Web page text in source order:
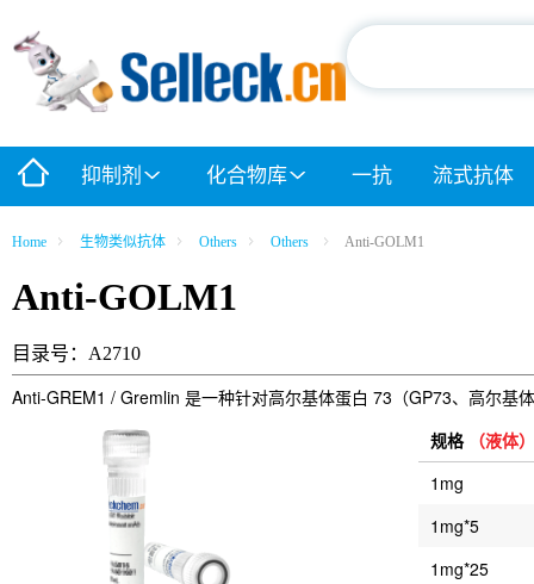
抑制剂 化合物库 一抗 流式抗体
Home 生物类似抗体 Others Others Anti-GOLM1
Anti-GOLM1
目录号：A2710
Anti-GREM1 / Gremlin 是一种针对高尔基体蛋白 73（GP73、高尔
规格 （液体）
1mg
1mg*5
1mg*25